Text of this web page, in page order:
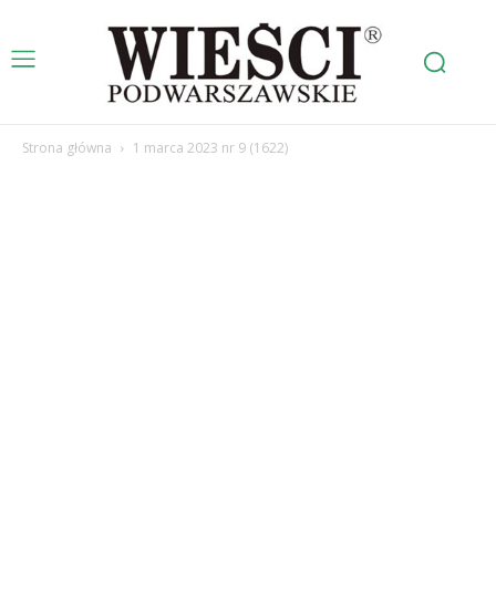
Strona główna 1 marca 2023 nr 9 (1622)